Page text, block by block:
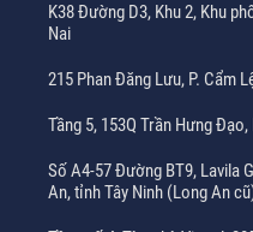
K38 Đường D3, Khu 2, Khu
Nai
215 Phan Đăng Lưu, P. Cẩm
Tầng 5, 153Q Trần Hưng
Số A4-57 Đường BT9, Lavila
An, tỉnh Tây Ninh (Long An